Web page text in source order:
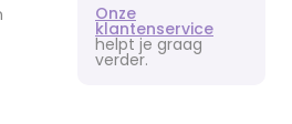
Onze
klantenservice
helpt je graag
verder.